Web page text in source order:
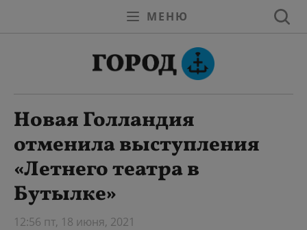
МЕНЮ
Новая Голландия
отменила выступления
«Летнего театра в
Бутылке»
12:56 пт, 18 июня, 2021